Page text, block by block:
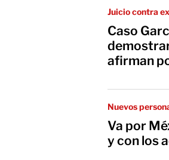
Juicio contra
Caso
afirman
Nuevos
Va por
y con los